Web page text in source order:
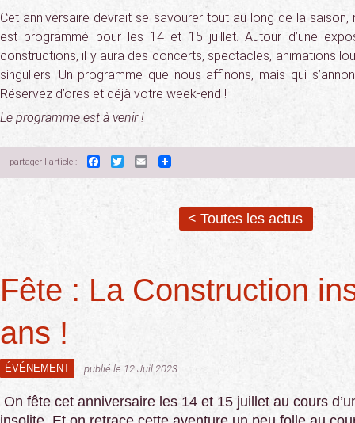
Cet anniversaire devrait se savourer tout au long de la
est programmé pour les 14 et 15 juillet. Autour d’une
constructions, il y aura des concerts, spectacles, animations
singuliers. Un programme que nous affinons, mais qui
Réservez d’ores et déjà votre week-end !
Le programme est à venir !
partager l'article : Facebook
TwitterEmail
< Toutes les actus
Fête : La Construction
ans !
ÉVÉNEMENT publié le 12 Juil 2023
On fête cet anniversaire les 14 et 15 juillet au cours